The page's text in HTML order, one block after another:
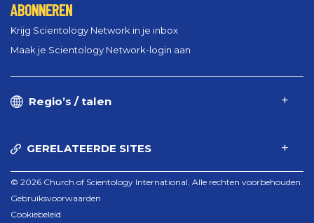
ABONNEREN
Krijg Scientology Network in je inbox
Maak je Scientology Network-login aan
Regio’s / talen
GERELATEERDE SITES
© 2026 Church of Scientology International. Alle rechten voorbehouden.
Gebruiksvoorwaarden
Cookiebeleid